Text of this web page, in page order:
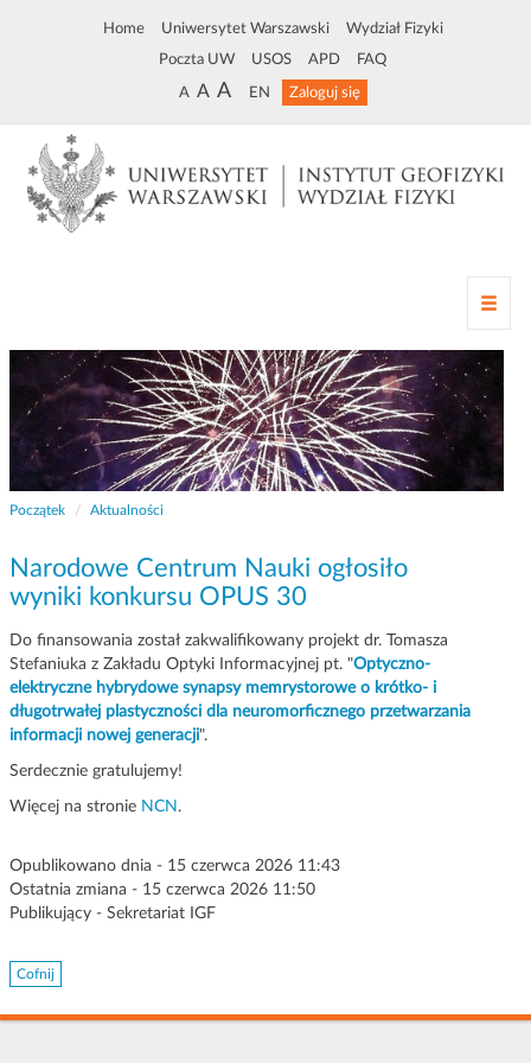
Home Uniwersytet Warszawski Wydział Fizyki
Poczta UW USOS APD FAQ
A A A EN Zaloguj się
Z
m
i
a
n
a
Początek Aktualności
Narodowe Centrum Nauki ogłosiło
wyniki konkursu OPUS 30
Do finansowania został zakwalifikowany projekt dr. Tomasza
Stefaniuka z Zakładu Optyki Informacyjnej pt. "Optyczno-
elektryczne hybrydowe synapsy memrystorowe o krótko- i
długotrwałej plastyczności dla neuromorficznego przetwarzania
informacji nowej generacji".
Serdecznie gratulujemy!
Więcej na stronie NCN .
Opublikowano dnia - 15 czerwca 2026 11:43
Ostatnia zmiana - 15 czerwca 2026 11:50
Publikujący - Sekretariat IGF
Cofnij